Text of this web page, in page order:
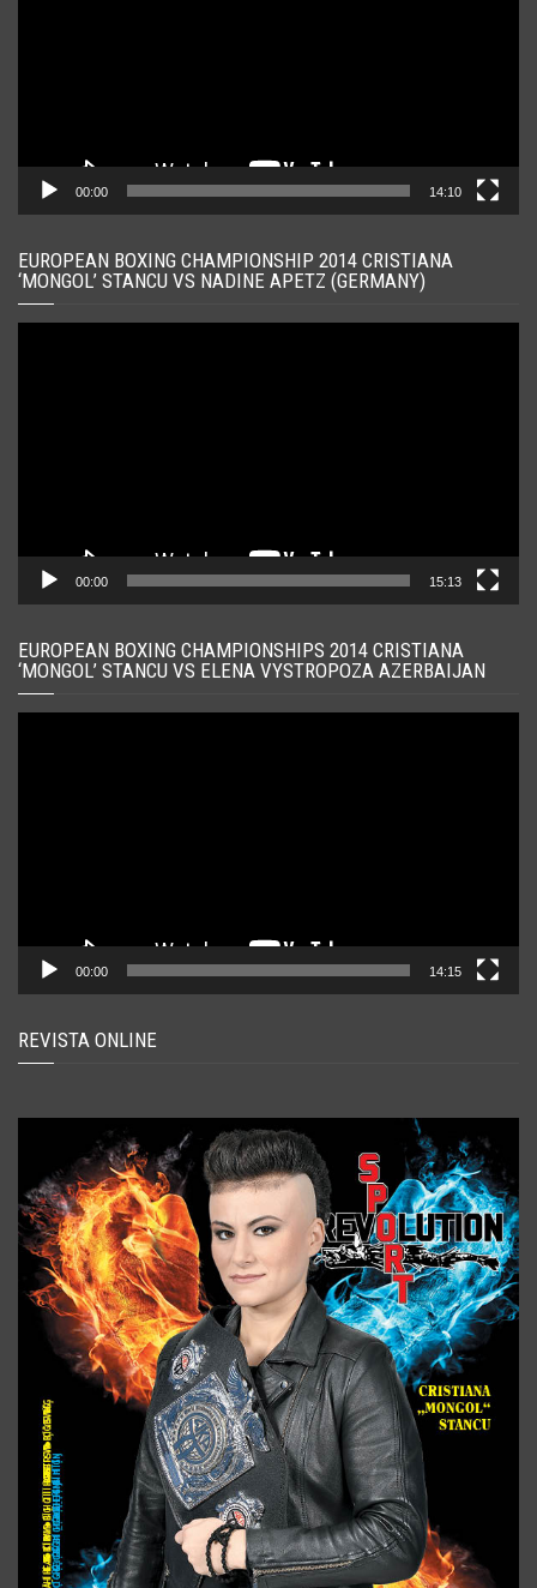
00:00 14:10
EUROPEAN BOXING CHAMPIONSHIP 2014 CRISTIANA
‘MONGOL’ STANCU VS NADINE APETZ (GERMANY)
00:00 15:13
EUROPEAN BOXING CHAMPIONSHIPS 2014 CRISTIANA
‘MONGOL’ STANCU VS ELENA VYSTROPOZA AZERBAIJAN
00:00 14:15
REVISTA ONLINE